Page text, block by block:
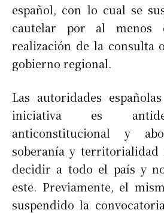
español, con lo cual se
cautelar por al menos
realización de la consulta
gobierno regional.
Las autoridades
iniciativa es
anticonstitucional y
soberanía y territorialidad
decidir a todo el país y
este. Previamente, el
suspendido la